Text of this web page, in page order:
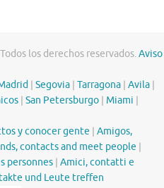
los derechos reservados.Aviso
Segovia Tarragona Avila
San Petersburgo Miami
y conocer gente
Amigos,
contacts and meet people
personnes Amici, contatti e
und Leute treffen